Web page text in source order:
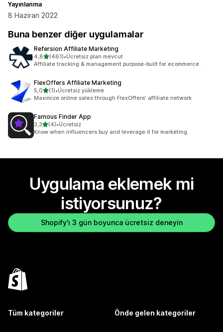
Yayınlanma
8 Haziran 2022
Buna benzer diğer uygulamalar
Refersion Affiliate Marketing
4,85 yıldız üzerinden
(461)
toplam 461 değerlendirme
•Ücretsiz plan mevcut
Affiliate tracking & management purpose-built for ecommerce .
FlexOffers Affiliate Marketing
5,05 yıldız üzerinden
(1)
toplam 1 değerlendirme
•Ücretsiz yükleme
Maximize online sales through FlexOffers' affiliate network.
Famous Finder App
3,35 yıldız üzerinden
(4)
toplam 4 değerlendirme
•Ücretsiz
Know when influencers buy and leverage it for marketing.
Uygulama eklemek mi
istiyorsunuz?
Shopify'ı 3 gün boyunca ücretsiz deneyin
Tüm kategoriler Önde gelen kategoriler